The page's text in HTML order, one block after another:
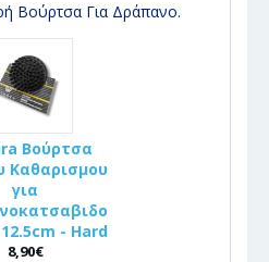
Βούρτσα Για Δράπανο.
Βούρτσα
Καθαρισμου
για
- Hard
8,90€